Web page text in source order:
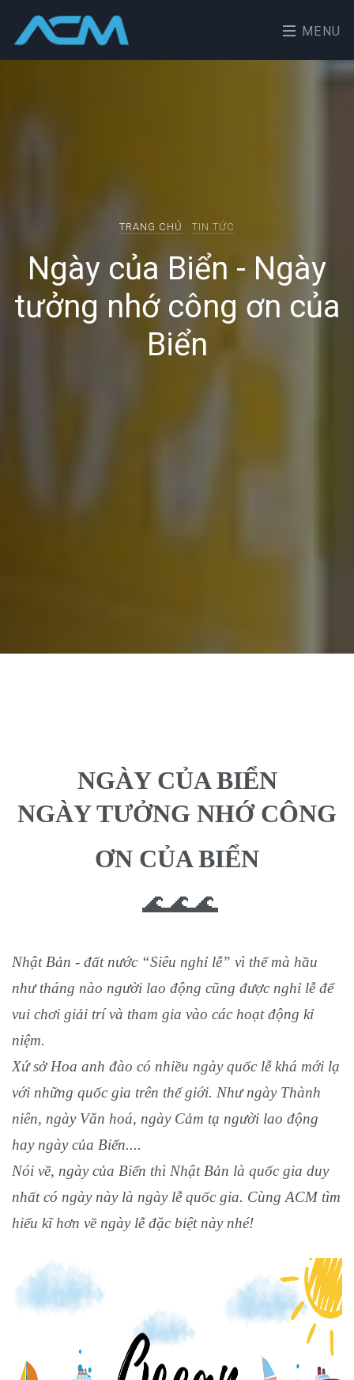
MENU
TRANG CHỦ TIN TỨC
Ngày của Biển - Ngày
tưởng nhớ công ơn của
Biển
NGÀY CỦA BIỂN
NGÀY TƯỞNG NHỚ CÔNG
ƠN CỦA BIỂN
🌊🌊🌊
Nhật Bản - đất nước “Siêu nghỉ lễ” vì thế mà hầu
như tháng nào người lao động cũng được nghỉ lễ để
vui chơi giải trí và tham gia vào các hoạt động kỉ
niệm.
Xứ sở Hoa anh đào có nhiều ngày quốc lễ khá mới lạ
với những quốc gia trên thế giới. Như ngày Thành
niên, ngày Văn hoá, ngày Cảm tạ người lao động
hay ngày của Biển....
Nói về, ngày của Biển thì Nhật Bản là quốc gia duy
nhất có ngày này là ngày lễ quốc gia. Cùng ACM tìm
hiểu kĩ hơn về ngày lễ đặc biệt này nhé!